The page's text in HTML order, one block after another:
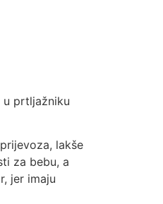
u prtljažniku
lakše
za bebu, a
jer imaju